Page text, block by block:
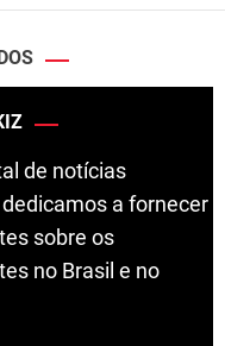
de notícias
a fornecer
sobre os
no Brasil e no